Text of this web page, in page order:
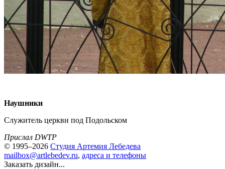
Наушники
Служитель церкви под Подольском
Прислал DWTP
© 1995–2026 Студия Артемия Лебедева
mailbox@artlebedev.ru, адреса и телефоны
Заказать дизайн...